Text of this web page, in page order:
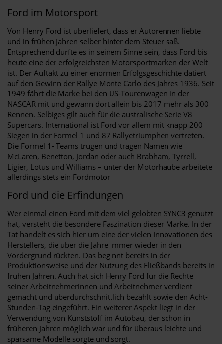
Ford im Motorsport
Von Henry Ford ist überliefert, dass er Autorennen liebte
und in frühen Jahren selber hinter dem Steuer saß.
Entsprechend dürfte es in seinem Sinne sein, dass Ford bis
heute eine der erfolgreichsten Motorsportmarken der Welt
ist. Der Auftakt zu einer enormen Erfolgsgeschichte datiert
auf den Gewinn der Rallye Monte Carlo des Jahres 1936. Seit
1949 fährt die Marke bei den US-Tourenwagen in der
NASCAR mit und gewann dort allein bis 2017 mehr als 300
Rennen. Selbiges gilt auch für die australische Serie V8
Supercars. International ist Ford vor allem mit knapp 200
Siegen in der Formel 1 und 87 Rallyetriumphen vertreten.
Die Formel 1- Teams trugen und tragen Namen wie
McLaren, Benetton, Jordan oder auch Brabham, Tyrrell,
Ligier, Lotus und Williams – unter der Motorhaube arbeitete
allerdings stets ein Fordmotor.
Ford und die Erfindungen
Wer einmal einen Ford mit dem viel gelobten SYNC3 genutzt
hat, versteht die besondere Faszination dieser Marke. In der
Tat handelt es sich hier um eine der vielen Innovationen des
Herstellers, die über die Jahre immer wieder in den
Vordergrund rückten. Das beginnt bereits in der
Produktionsweise und der Nutzung des Fließbands bereits in
frühen Jahren. Auch hat sich Henry Ford für die Rechte
seiner Arbeitnehmerinnen und Arbeitnehmer verdient
gemacht und überdurchschnittlich bezahlt sowie den Acht-
Stunden-Tag eingeführt. Ein weiterer Aspekt liegt in der
Verwendung von Kunststoff im Autobau, der schon in
früheren Jahren möglich war und für überaus leichte und
sparsame Modelle sorgte und sorgt.